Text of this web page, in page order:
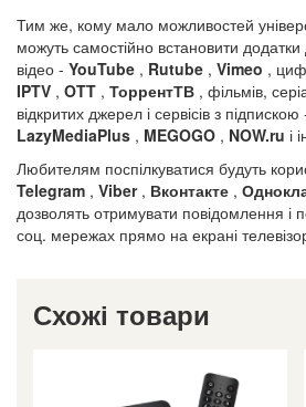
Тим же, кому мало можливостей
можуть самостійно встановити
відео - YouTube , Rutube , Vimeo ,
IPTV , OTT , ТоррентТВ , фільмів,
відкритих джерел і сервісів з підпискою
LazyMediaPlus , MEGOGO , NOW.ru і
Любителям поспілкуватися будуть
Telegram , Viber , Вконтакте ,
дозволять отримувати повідомлення і
соц. мережах прямо на екрані
Схожі товари